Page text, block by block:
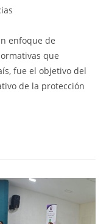
enfoque de
que
fue el objetivo del
de la protección